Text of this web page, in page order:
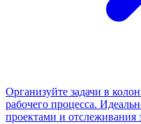
Организуйте задачи в
рабочего процесса.
проектами и отслеживания